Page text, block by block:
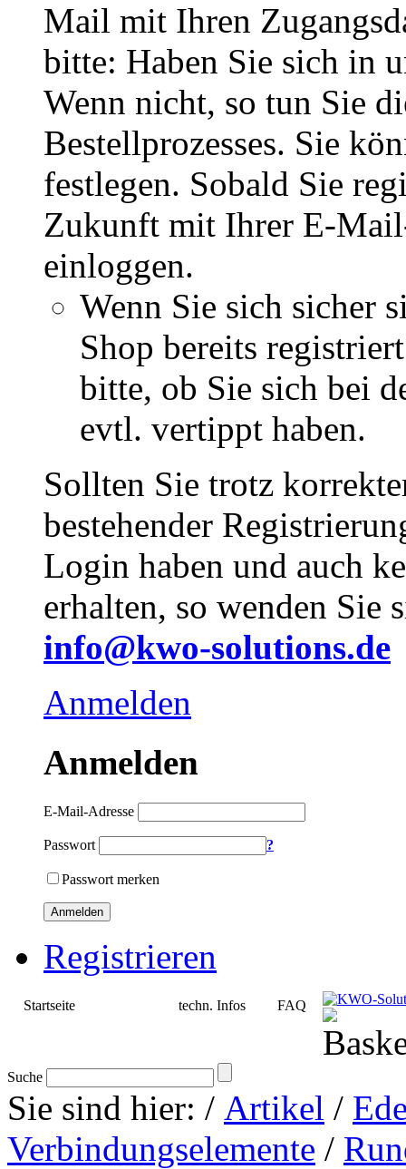
Mail mit Ihren
bitte: Haben Sie sich in
Wenn nicht, so tun Sie
Bestellprozesses. Sie
festlegen. Sobald Sie
Zukunft mit Ihrer E-
einloggen.
Wenn Sie sich sicher
Shop bereits
bitte, ob Sie sich bei
evtl. vertippt haben.
Sollten Sie trotz
bestehender
Login haben und auch
erhalten, so wenden
info@kwo-solutions.de
Anmelden
Anmelden
E-Mail-Adresse
Passwort ?
Passwort merken
Anmelden
Registrieren
Startseite techn. Infos FAQ
Suche
Sie sind hier: / Artikel /
Verbindungselemente /